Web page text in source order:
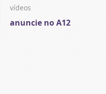
vídeos
anuncie no A12